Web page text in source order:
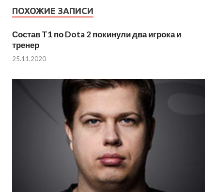
ПОХОЖИЕ ЗАПИСИ
Состав T1 по Dota 2 покинули два игрока и
тренер
25.11.2020